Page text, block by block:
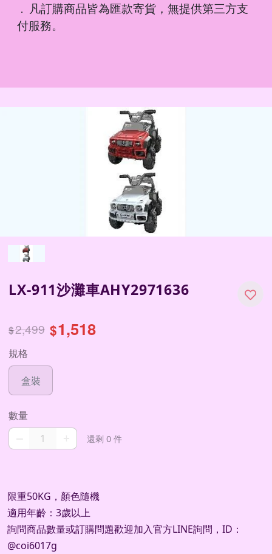
． 凡訂購商品皆為匯款寄貨，無提供第三方支
付服務。
LX-911沙灘車AHY2971636
$2,499 $1,518
規格
盒裝
數量
還剩 0 件
限重50KG，顏色隨機
適用年齡：3歲以上
詢問商品數量或訂購問題歡迎加入官方LINE詢問，ID：
@coi6017g